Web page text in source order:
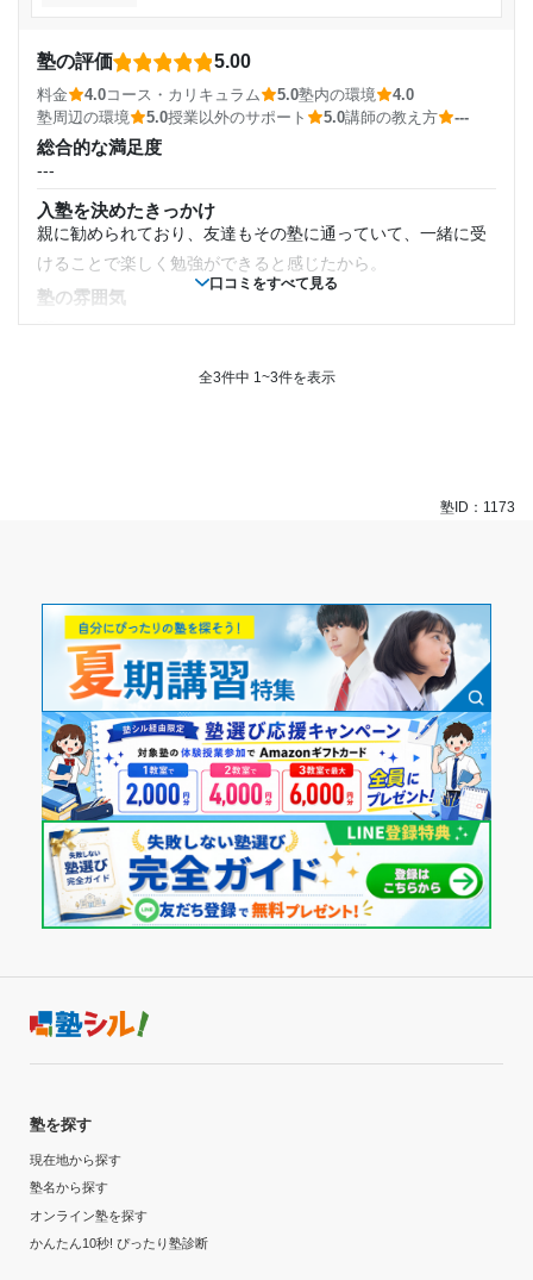
受講コース
週2日
1日あたりの授業時間
目的の達成理由
今まで学校の宿題でつまづきがあったが、スラスラ解け
るようになった。 もしわからなくても教えてくれたり
復習してくれたりするので助かってます。
志望校と合格状況
---
国大セミナー 箕面萱野校の口コミをもっと見る
駅がほとんど隣にあり、電車の音で集中力が乱される事が
時々ありました。しかし、コンビニとかも近くて多いので、
夏期講習などの朝から夕方までの授業の時などは、休み時間
たと思います。(上記での校舎名を西船橋校にしていますが、
私が通っていたのは、今はもうなくなってしまった船橋市の
塚田校というところでした。選択肢になかったため、このよ
授業時間外でも学校の宿題などの分からないところがあった
入塾時の学年
中学1年
受講コース
通年,夏期講習,冬期講習
通塾頻度
---
1日あたりの授業時間
---
目的の達成度
達成
口コミをすべて見る
塾の評価 5.00
料金 4.0コース・カリキュラム 5.0塾内の環境
4.0
塾周辺の環境
5.0授業以外のサポート 5.0講師の教え方 ---
総合的な満足度
---
入塾を決めたきっかけ
親に勧められており、友達もその塾に通っていて、一緒に受
けることで楽しく勉強ができると感じたから。
塾の雰囲気
多少高いなと感じることもあったがその分質の高い授業や環
塾内の環境
特に問題はなかったが強いていうなら声が響きすぎるため、
雑談とかをする時は小声でしていた。
塾周辺の環境
家から近かったため、すぐに通うことができ、コンビニも近
くにあったため、勉強中お腹がすいたらすぐに買いに行くこ
ともできた。
授業以外のサポート
(相談・面談、家庭学習のサポート、授業以外のコミュニケーション等)
あらゆる質問対応をしてくださり、また質問は校舎にいる時
は基本いつでもできたので疑問がすぐ解消された。
利用詳細
2017年以前〜2019年3月(1年以上)
入塾時の学年
中学1年
全3件中 1~3件を表示
塾ID：1173
塾を探す
現在地から探す
塾名から探す
オンライン塾を探す
かんたん10秒! ぴったり塾診断